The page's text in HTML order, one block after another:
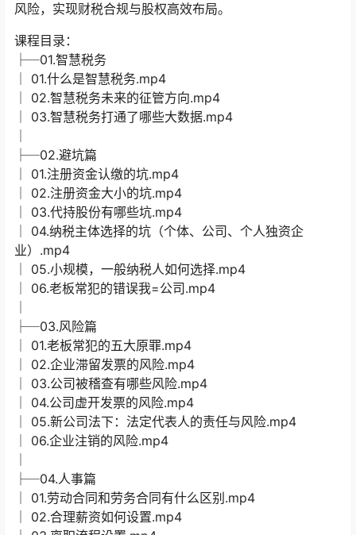
风险，实现财税合规与股权高效布局。
课程目录：
├─01.智慧税务
│ 01.什么是智慧税务.mp4
│ 02.智慧税务未来的征管方向.mp4
│ 03.智慧税务打通了哪些大数据.mp4
├─02.避坑篇
│ 01.注册资金认缴的坑.mp4
│ 02.注册资金大小的坑.mp4
│ 03.代持股份有哪些坑.mp4
│ 04.纳税主体选择的坑（个体、公司、个人独资企
业）.mp4
│ 05.小规模，一般纳税人如何选择.mp4
│ 06.老板常犯的错误我=公司.mp4
├─03.风险篇
│ 01.老板常犯的五大原罪.mp4
│ 02.企业滞留发票的风险.mp4
│ 03.公司被稽查有哪些风险.mp4
│ 04.公司虚开发票的风险.mp4
│ 05.新公司法下：法定代表人的责任与风险.mp4
│ 06.企业注销的风险.mp4
├─04.人事篇
│ 01.劳动合同和劳务合同有什么区别.mp4
│ 02.合理薪资如何设置.mp4